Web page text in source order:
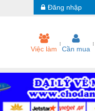
Đăng nhập
Việc làm Cần mua